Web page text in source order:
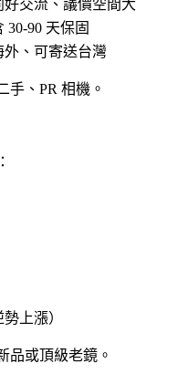
好交流、議價空間大
30-90 天保固
外、可寄送台灣
手、PR 相機。
勢上漲）
品或頂級老鏡 。